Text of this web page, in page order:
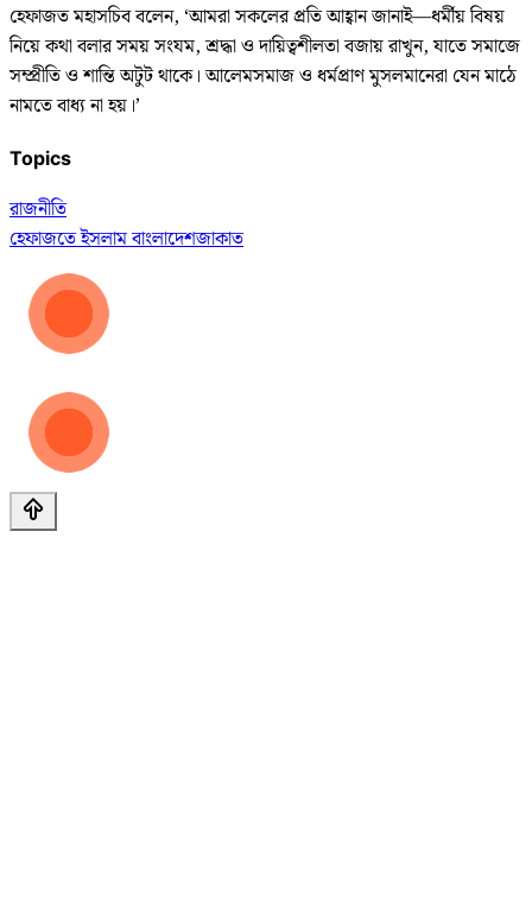
হেফাজত মহাসচিব বলেন, ‘আমরা সকলের প্রতি আহ্বান জানাই—ধর্মীয় বিষয়
নিয়ে কথা বলার সময় সংযম, শ্রদ্ধা ও দায়িত্বশীলতা বজায় রাখুন, যাতে সমাজে
সম্প্রীতি ও শান্তি অটুট থাকে। আলেমসমাজ ও ধর্মপ্রাণ মুসলমানেরা যেন মাঠে
নামতে বাধ্য না হয়।’
Topics
রাজনীতি
হেফাজতে ইসলাম বাংলাদেশজাকাত